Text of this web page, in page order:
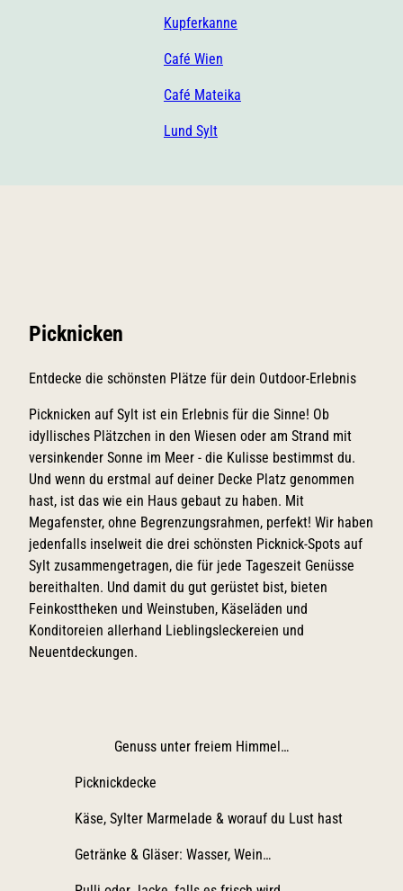
Kupferkanne
Café Wien
Café Mateika
Lund Sylt
Picknicken
Entdecke die schönsten Plätze für dein Outdoor-Erlebnis
Picknicken auf Sylt ist ein Erlebnis für die Sinne! Ob
idyllisches Plätzchen in den Wiesen oder am Strand mit
versinkender Sonne im Meer - die Kulisse bestimmst du.
Und wenn du erstmal auf deiner Decke Platz genommen
hast, ist das wie ein Haus gebaut zu haben. Mit
Megafenster, ohne Begrenzungsrahmen, perfekt! Wir haben
jedenfalls inselweit die drei schönsten Picknick-Spots auf
Sylt zusammengetragen, die für jede Tageszeit Genüsse
bereithalten. Und damit du gut gerüstet bist, bieten
Feinkosttheken und Weinstuben, Käseläden und
Konditoreien allerhand Lieblingsleckereien und
Neuentdeckungen.
Genuss unter freiem Himmel…
Picknickdecke
Käse, Sylter Marmelade & worauf du Lust hast
Getränke & Gläser: Wasser, Wein…